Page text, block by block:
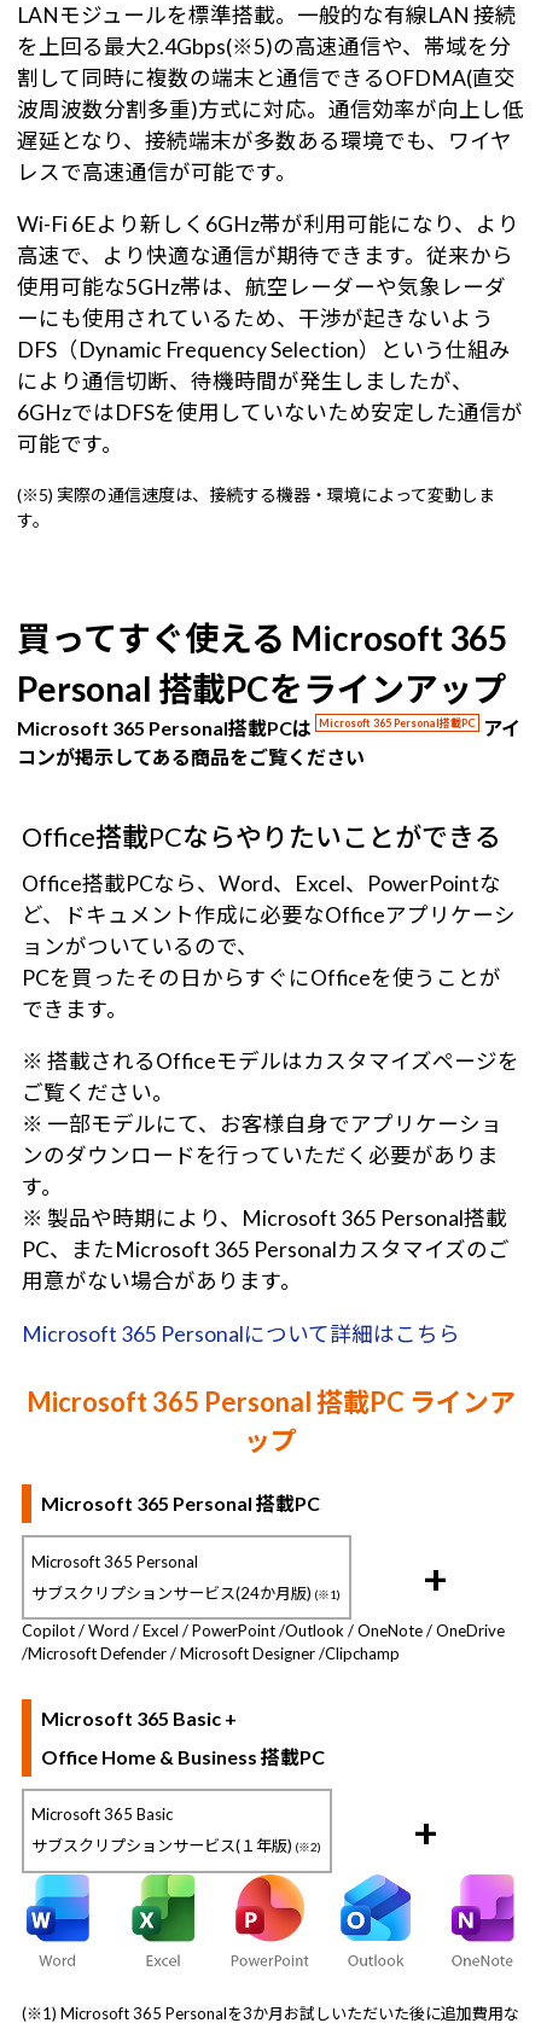
LANモジュールを標準搭載。一般的な有線LAN 接続
を上回る最大2.4Gbps(※5)の高速通信や、帯域を分
割して同時に複数の端末と通信できるOFDMA(直交
波周波数分割多重)方式に対応。通信効率が向上し低
遅延となり、接続端末が多数ある環境でも、ワイヤ
レスで高速通信が可能です。
Wi-Fi 6Eより新しく6GHz帯が利用可能になり、より
高速で、より快適な通信が期待できます。従来から
使用可能な5GHz帯は、航空レーダーや気象レーダ
ーにも使用されているため、干渉が起きないよう
DFS（Dynamic Frequency Selection）という仕組み
により通信切断、待機時間が発生しましたが、
6GHzではDFSを使用していないため安定した通信が
可能です。
(※5) 実際の通信速度は、接続する機器・環境によって変動しま
す。
買ってすぐ使える Microsoft 365
Personal 搭載PCをラインアップ
Microsoft 365 Personal搭載PCは Microsoft 365 Personal搭載PC
アイ
コンが掲示してある商品をご覧ください
Office搭載PCならやりたいことができる
Office搭載PCなら、Word、Excel、PowerPointな
ど、ドキュメント作成に必要なOfficeアプリケーシ
ョンがついているので、
PCを買ったその日からすぐにOfficeを使うことが
できます。
※ 搭載されるOfficeモデルはカスタマイズページを
ご覧ください。
※ 一部モデルにて、お客様自身でアプリケーショ
ンのダウンロードを行っていただく必要がありま
す。
※ 製品や時期により、Microsoft 365 Personal搭載
PC、またMicrosoft 365 Personalカスタマイズのご
用意がない場合があります。
Microsoft 365 Personalについて詳細はこちら
Microsoft 365 Personal 搭載PC ラインア
ップ
Microsoft 365 Personal 搭載PC
Microsoft 365 Personal
サブスクリプションサービス(24か月版) (※1) +
Copilot / Word / Excel / PowerPoint /Outlook / OneNote / OneDrive
/Microsoft Defender / Microsoft Designer /Clipchamp
Microsoft 365 Basic +
Office Home & Business 搭載PC
Microsoft 365 Basic
サブスクリプションサービス(１年版) (※2) +
(※1) Microsoft 365 Personalを3か月お試しいただいた後に追加費用な